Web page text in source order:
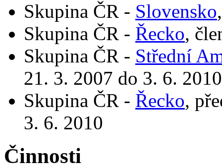
Skupina ČR - Slovensko
Skupina ČR - Řecko,
Skupina ČR - Střední
21. 3. 2007 do 3. 6. 2010
Skupina ČR - Řecko,
3. 6. 2010
Činnosti